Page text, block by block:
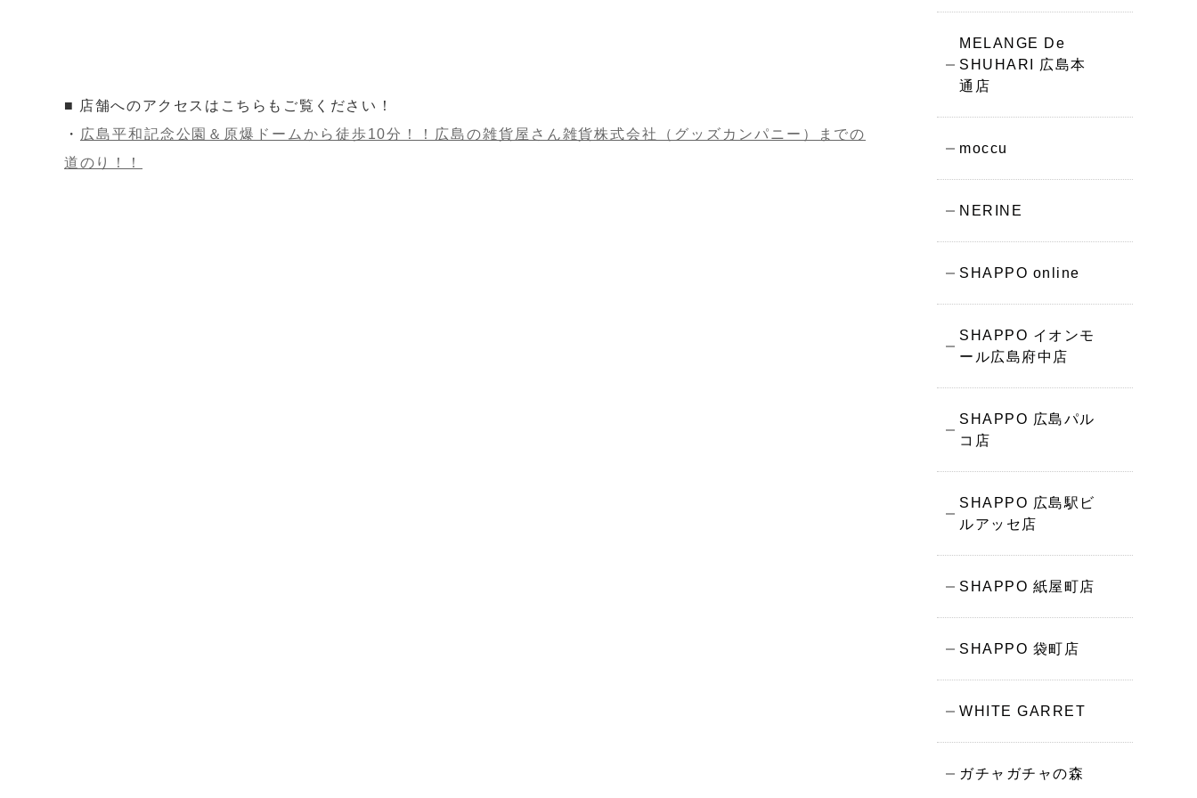
■ 店舗へのアクセスはこちらもご覧ください！
・ 広島平和記念公園＆原爆ドームから徒歩10分！！広島の雑貨屋さん雑貨株式会社（グッズカンパニー）までの
道のり！！
MELANGE De
SHUHARI 広島本
通店
moccu
NERINE
SHAPPO online
SHAPPO イオンモ
ール広島府中店
SHAPPO 広島パル
コ店
SHAPPO 広島駅ビ
ルアッセ店
SHAPPO 紙屋町店
SHAPPO 袋町店
WHITE GARRET
ガチャガチャの森